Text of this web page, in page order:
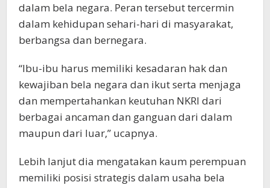
dalam bela negara. Peran tersebut tercermin
dalam kehidupan sehari-hari di masyarakat,
berbangsa dan bernegara.
“Ibu-ibu harus memiliki kesadaran hak dan
kewajiban bela negara dan ikut serta menjaga
dan mempertahankan keutuhan NKRI dari
berbagai ancaman dan ganguan dari dalam
maupun dari luar,” ucapnya.
Lebih lanjut dia mengatakan kaum perempuan
memiliki posisi strategis dalam usaha bela